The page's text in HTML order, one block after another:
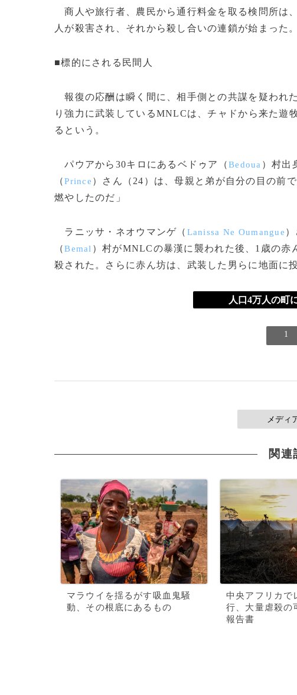
商人や旅行者、農民から通行料金を取る検問所は
人が殺害され、それから殺し合いの連鎖が始まった。
■標的にされる民間人
報復の応酬は瞬く間に、相手側との共謀を疑われ
り強力に武装しているMNLCは、チャドから来た遊
るという。
パウアから30キロにあるベドゥア（Bedoua ）村出
（Prince ）さん（24）は、母親と弟が自分の目の前
燃やしたのだ」
ラニッサ・ネオウマンゲ（ Lanissa Ne Oumangue
（Bemal ）村がMNLCの暴漢に襲われた後、1歳の
殺された。さらに赤ん坊は、武装した男らに地面に
人口4万人の町
1
メディ
関連
マラウイを揺るがす吸血鬼騒
動、その根底にあるもの
中央アフリカで
行、大量虐殺の
報告書